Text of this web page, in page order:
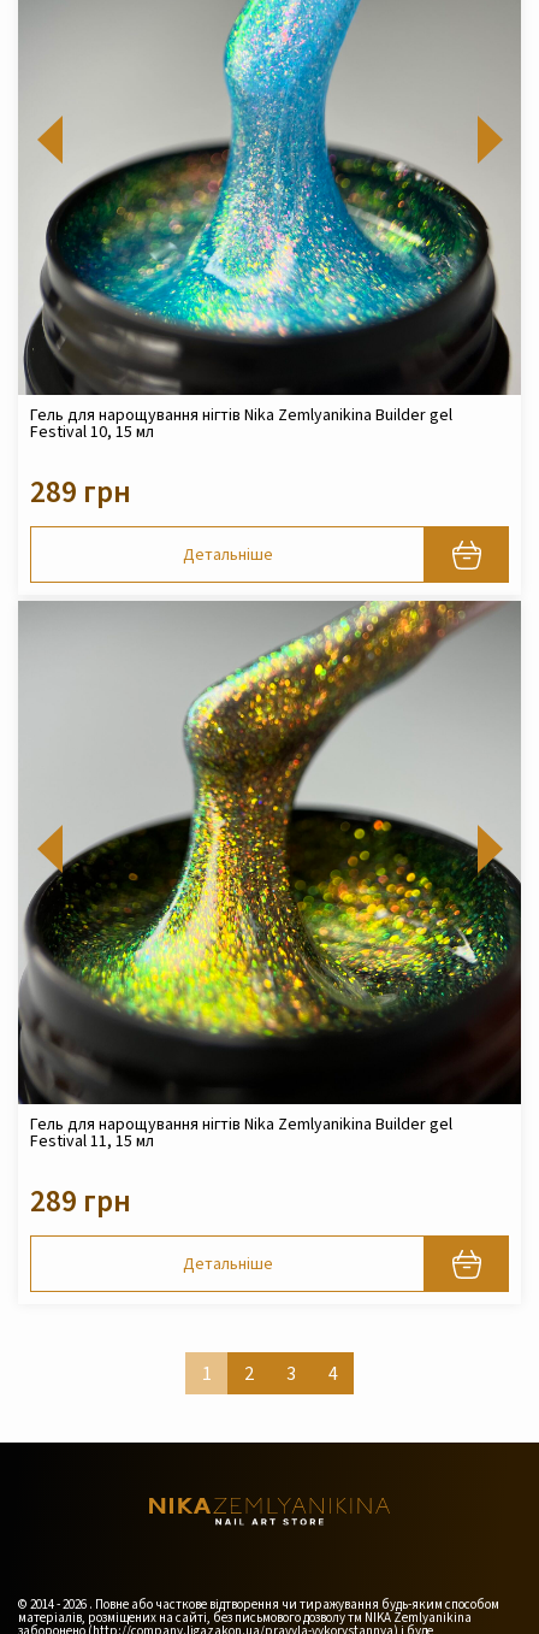
Гель для нарощування нігтів Nika Zemlyanikina Builder gel
Festival 10, 15 мл
289 грн
Детальніше
Гель для нарощування нігтів Nika Zemlyanikina Builder gel
Festival 11, 15 мл
289 грн
Детальніше
1 2 3 4
© 2014 - 2026 . Повне або часткове відтворення чи тиражування будь-яким способом
матеріалів, розміщених на сайті, без письмового дозволу тм NIKA Zemlyanikina